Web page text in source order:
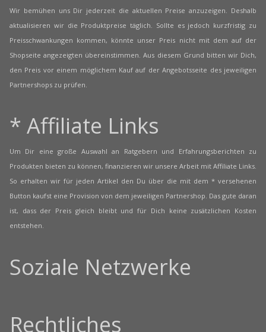
Wir bemühen uns Dir jederzeit die aktuellen Preise anzuzeigen. Deshalb
aktualisieren wir die Produktpreise täglich. Sollte es jedoch kurzfristig zu
Preisschwankungen kommen, könnte unser Preis nicht mit dem auf der
Shopseite angezeigten übereinstimmen. Aus diesem Grund bitten wir Dich,
den Preis vor einem möglichem Kauf auf der Angebotsseite des jeweiligen
Partnershops zu prüfen.
* Affiliate Links
Um Dir eine große Auswahl an Ratgebern und Erfahrungsberichten zu
Produkten bieten zu können, finanzieren wir unsere Arbeit mit Affiliate Links.
So erhalten wir für jeden Artikel den Du über die mit dem * versehenen
Button kaufst eine Provision von dem jeweiligen Partnershop. Das gute daran
ist, dass der Preis gleich bleibt und für Dich keine zusätzlichen Kosten
entstehen.
Soziale Netzwerke
Rechtliches